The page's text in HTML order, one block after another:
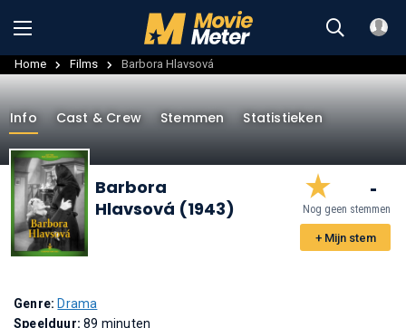
Home Films Barbora Hlavsová
Info Cast & Crew Stemmen Statistieken
Barbora
Hlavsová (1943)
-
Nog geen stemmen
+ Mijn stem
Genre: Drama
Speelduur:89 minuten